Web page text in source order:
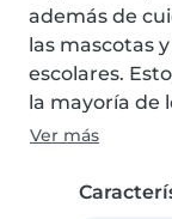
además de
las mascotas
escolares.
la mayoría de
Ver más